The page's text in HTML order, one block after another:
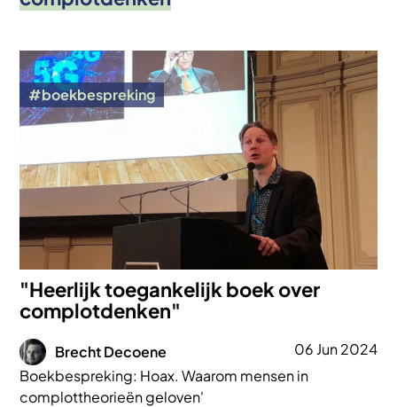
Afbeelding
boekbespreking
"Heerlijk toegankelijk boek over
complotdenken"
Afbeelding
Brecht Decoene
06 Jun 2024
Boekbespreking: Hoax. Waarom mensen in
complottheorieën geloven'